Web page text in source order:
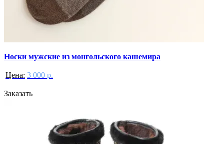
Носки мужские из монгольского кашемира
Цена: 3 000 р.
Заказать